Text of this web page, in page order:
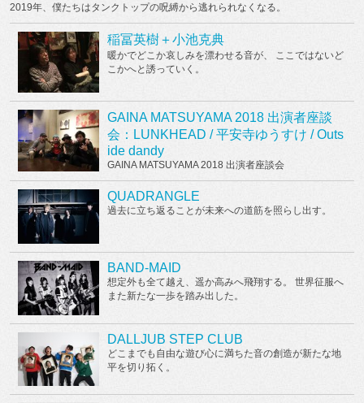
2019年、僕たちはタンクトップの呪縛から逃れられなくなる。
稲冨英樹＋小池克典
暖かでどこか哀しみを漂わせる音が、 ここではないど
こかへと誘っていく。
GAINA MATSUYAMA 2018 出演者座談
会：LUNKHEAD / 平安寺ゆうすけ / Outs
ide dandy
GAINA MATSUYAMA 2018 出演者座談会
QUADRANGLE
過去に立ち返ることが未来への道筋を照らし出す。
BAND-MAID
想定外も全て越え、遥か高みへ飛翔する。 世界征服へ
また新たな一歩を踏み出した。
DALLJUB STEP CLUB
どこまでも自由な遊び心に満ちた音の創造が新たな地
平を切り拓く。